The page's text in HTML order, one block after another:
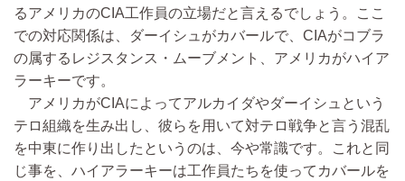
るアメリカのCIA工作員の立場だと言えるでしょう。ここ
での対応関係は、ダーイシュがカバールで、CIAがコブラ
の属するレジスタンス・ムーブメント、アメリカがハイア
ラーキーです。
アメリカがCIAによってアルカイダやダーイシュという
テロ組織を生み出し、彼らを用いて対テロ戦争と言う混乱
を中東に作り出したというのは、今や常識です。これと同
じ事を、ハイアラーキーは工作員たちを使ってカバールを